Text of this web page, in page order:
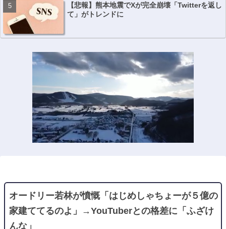
【悲報】熊本地震でXが完全崩壊「Twitterを返し
て」がトレンドに
オードリー若林が憤慨「はじめしゃちょーが５億の
家建ててるのよ」→YouTuberとの格差に「ふざけ
んな」